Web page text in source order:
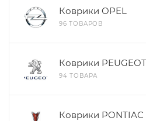
Коврики OPEL
96 ТОВАРОВ
Коврики PEUGEOT
94 ТОВАРА
Коврики PONTIAC